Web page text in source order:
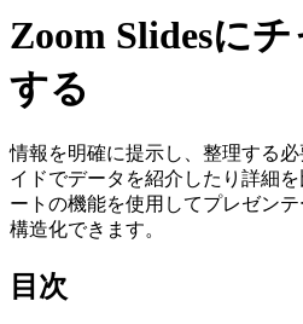
Zoom Slidesに
する
情報を明確に提示し、整理する
イドでデータを紹介したり詳細
ートの機能を使用してプレゼン
構造化できます。
目次